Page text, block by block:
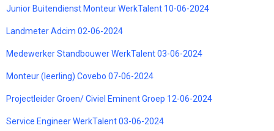
Junior Buitendienst Monteur WerkTalent 10-06-2024
Landmeter Adcim 02-06-2024
Medewerker Standbouwer WerkTalent 03-06-2024
Monteur (leerling) Covebo 07-06-2024
Projectleider Groen/ Civiel Eminent Groep 12-06-2024
Service Engineer WerkTalent 03-06-2024